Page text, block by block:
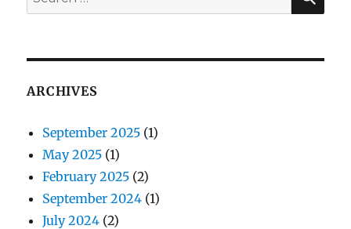
for:
ARCHIVES
September 2025 (1)
May 2025 (1)
February 2025 (2)
September 2024 (1)
July 2024 (2)